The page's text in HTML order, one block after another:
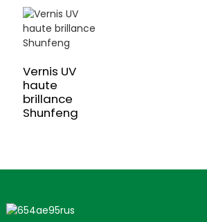
Vernis UV
haute
brillance
Shunfeng